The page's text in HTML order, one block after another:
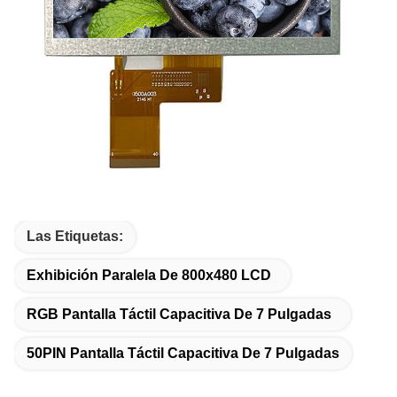
Las Etiquetas:
Exhibición Paralela De 800x480 LCD
RGB Pantalla Táctil Capacitiva De 7 Pulgadas
50PIN Pantalla Táctil Capacitiva De 7 Pulgadas